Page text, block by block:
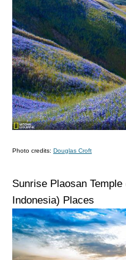
Photo credits: Douglas Croft
Sunrise Plaosan
Indonesia) Places